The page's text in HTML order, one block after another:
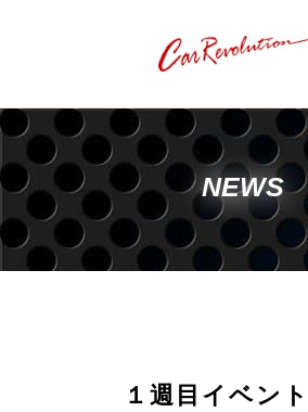
キ
プ
NEWS
１週目イベン